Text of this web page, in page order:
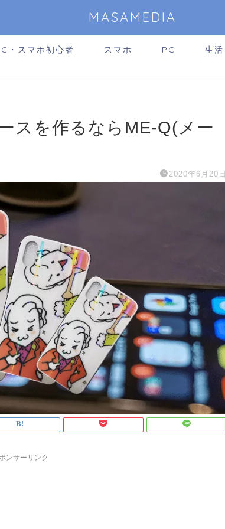
MASAMEDIA
・スマホ初心者 スマホ PC 生活
スを作るならME-Q(メー
2020年6月20日
ンサーリンク